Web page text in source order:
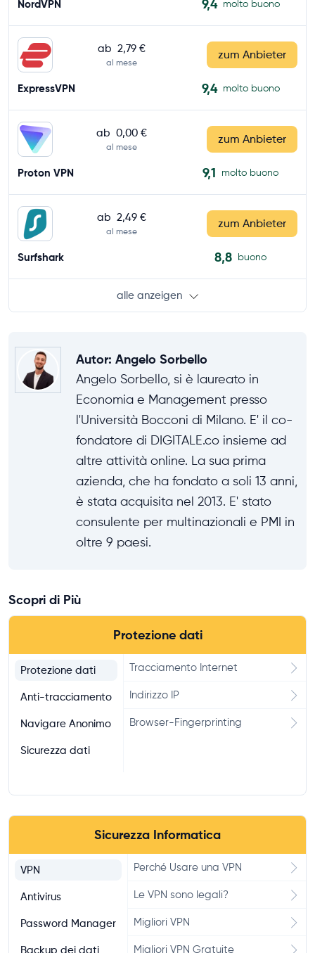
NordVPN 9,4 molto buono
ab 2,79 €
al mese
zum Anbieter
ExpressVPN 9,4 molto buono
ab 0,00 €
al mese
zum Anbieter
Proton VPN 9,1 molto buono
ab 2,49 €
al mese
zum Anbieter
Surfshark 8,8 buono
alle anzeigen
Autor: Angelo Sorbello
Angelo Sorbello, si è laureato in
Economia e Management presso
l'Università Bocconi di Milano. E' il co-
fondatore di DIGITALE.co insieme ad
altre attività online. La sua prima
azienda, che ha fondato a soli 13 anni,
è stata acquisita nel 2013. E' stato
consulente per multinazionali e PMI in
oltre 9 paesi.
Scopri di Più
Protezione dati
Protezione dati
Anti-tracciamento
Navigare Anonimo
Sicurezza dati
Tracciamento Internet
Indirizzo IP
Browser-Fingerprinting
Sicurezza Informatica
VPN
Antivirus
Password Manager
Backup dei dati
Perché Usare una VPN
Le VPN sono legali?
Migliori VPN
Migliori VPN Gratuite